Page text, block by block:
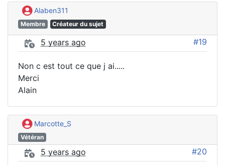
Alaben311
Membre Créateur du sujet
5 years ago #19
Non c est tout ce que j ai.....
Merci
Alain
Marcotte_S
Vétéran
5 years ago #20